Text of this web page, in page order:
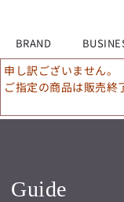
BRAND
申し訳ございません。
ご指定の商品は販売終
Guide